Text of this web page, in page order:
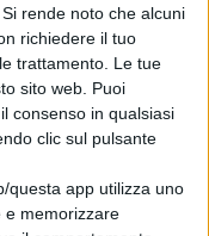
Si rende noto che alcuni
richiedere il tuo
trattamento. Le tue
sito web. Puoi
consenso in qualsiasi
clic sul pulsante
questa app utilizza uno
e memorizzare
, Pia